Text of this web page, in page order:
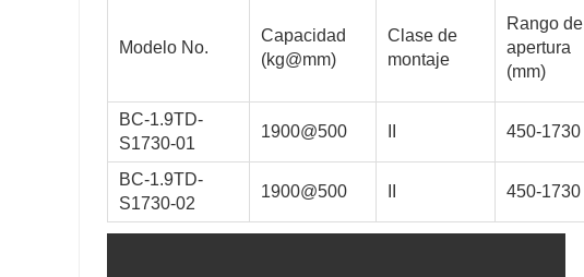
Modelo No.
Capacidad
(kg@mm)
Clase de
montaje
Rango de
apertura
(mm)
BC-1.9TD-
S1730-01
1900@500 450-1730
BC-1.9TD-
S1730-02
1900@500 450-1730